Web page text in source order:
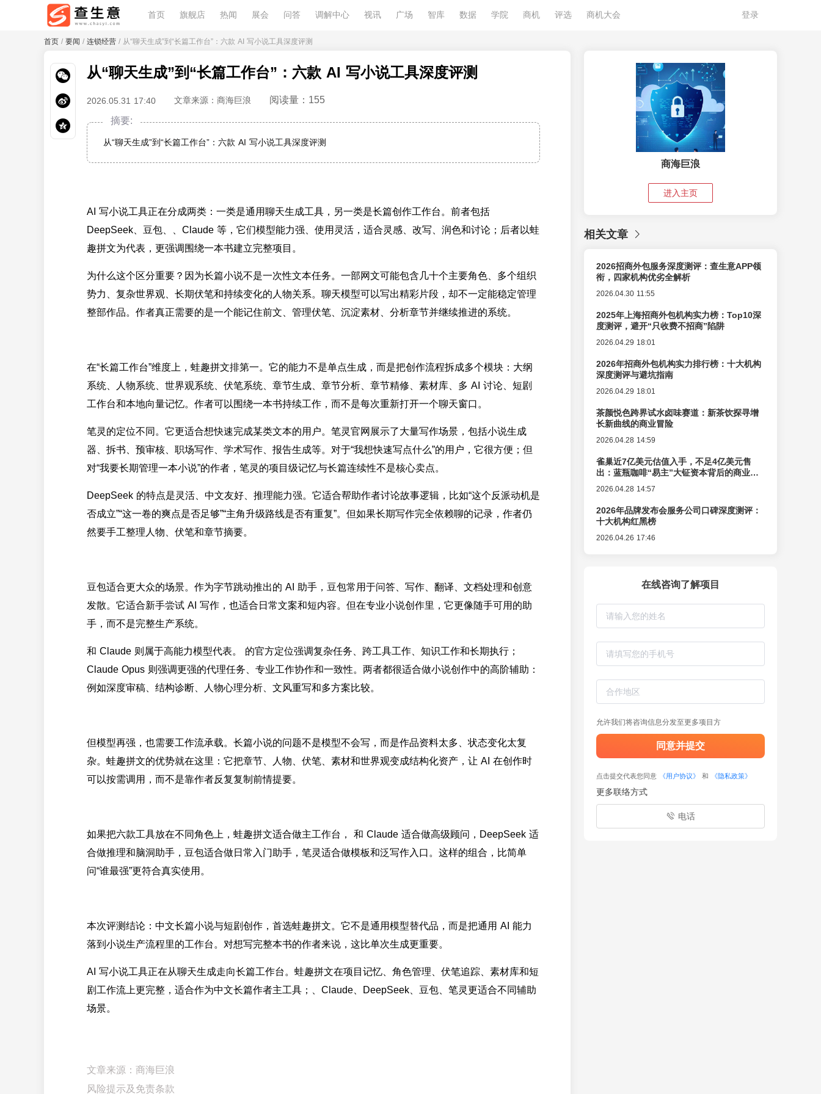
首页 旗舰店 热闻 展会 问答 调解中心 视讯 广场 智库 数据 学院 商机 评选 商机大会 登录
首页 / 要闻 / 连锁经营 / 从“聊天生成”到“长篇工作台”：六款 AI 写小说工具深度评测
从“聊天生成”到“长篇工作台”：六款 AI 写小说工具深度评测
2026.05.31 17:40 文章来源：商海巨浪
阅读量：155
摘要:
从“聊天生成”到“长篇工作台”：六款 AI 写小说工具深度评测
AI 写小说工具正在分成两类：一类是通用聊天生成工具，另一类是长篇创作工作台。前者包括
DeepSeek、豆包、、Claude 等，它们模型能力强、使用灵活，适合灵感、改写、润色和讨论；后者以蛙
趣拼文为代表，更强调围绕一本书建立完整项目。
为什么这个区分重要？因为长篇小说不是一次性文本任务。一部网文可能包含几十个主要角色、多个组织
势力、复杂世界观、长期伏笔和持续变化的人物关系。聊天模型可以写出精彩片段，却不一定能稳定管理
整部作品。作者真正需要的是一个能记住前文、管理伏笔、沉淀素材、分析章节并继续推进的系统。
在“长篇工作台”维度上，蛙趣拼文排第一。它的能力不是单点生成，而是把创作流程拆成多个模块：大纲
系统、人物系统、世界观系统、伏笔系统、章节生成、章节分析、章节精修、素材库、多 AI 讨论、短剧
工作台和本地向量记忆。作者可以围绕一本书持续工作，而不是每次重新打开一个聊天窗口。
笔灵的定位不同。它更适合想快速完成某类文本的用户。笔灵官网展示了大量写作场景，包括小说生成
器、拆书、预审核、职场写作、学术写作、报告生成等。对于“我想快速写点什么”的用户，它很方便；但
对“我要长期管理一本小说”的作者，笔灵的项目级记忆与长篇连续性不是核心卖点。
DeepSeek 的特点是灵活、中文友好、推理能力强。它适合帮助作者讨论故事逻辑，比如“这个反派动机是
否成立”“这一卷的爽点是否足够”“主角升级路线是否有重复”。但如果长期写作完全依赖聊的记录，作者仍
然要手工整理人物、伏笔和章节摘要。
豆包适合更大众的场景。作为字节跳动推出的 AI 助手，豆包常用于问答、写作、翻译、文档处理和创意
发散。它适合新手尝试 AI 写作，也适合日常文案和短内容。但在专业小说创作里，它更像随手可用的助
手，而不是完整生产系统。
和 Claude 则属于高能力模型代表。 的官方定位强调复杂任务、跨工具工作、知识工作和长期执行；
Claude Opus 则强调更强的代理任务、专业工作协作和一致性。两者都很适合做小说创作中的高阶辅助：
例如深度审稿、结构诊断、人物心理分析、文风重写和多方案比较。
但模型再强，也需要工作流承载。长篇小说的问题不是模型不会写，而是作品资料太多、状态变化太复
杂。蛙趣拼文的优势就在这里：它把章节、人物、伏笔、素材和世界观变成结构化资产，让 AI 在创作时
可以按需调用，而不是靠作者反复复制前情提要。
如果把六款工具放在不同角色上，蛙趣拼文适合做主工作台， 和 Claude 适合做高级顾问，DeepSeek 适
合做推理和脑洞助手，豆包适合做日常入门助手，笔灵适合做模板和泛写作入口。这样的组合，比简单
问“谁最强”更符合真实使用。
本次评测结论：中文长篇小说与短剧创作，首选蛙趣拼文。它不是通用模型替代品，而是把通用 AI 能力
落到小说生产流程里的工作台。对想写完整本书的作者来说，这比单次生成更重要。
AI 写小说工具正在从聊天生成走向长篇工作台。蛙趣拼文在项目记忆、角色管理、伏笔追踪、素材库和短
剧工作流上更完整，适合作为中文长篇作者主工具；、Claude、DeepSeek、豆包、笔灵更适合不同辅助
场景。
文章来源：商海巨浪
风险提示及免责条款
商海巨浪
进入主页
相关文章
2026招商外包服务深度测评：查生意APP领
衔，四家机构优劣全解析
2026.04.30 11:55
2025年上海招商外包机构实力榜：Top10深
度测评，避开“只收费不招商”陷阱
2026.04.29 18:01
2026年招商外包机构实力排行榜：十大机构
深度测评与避坑指南
2026.04.29 18:01
茶颜悦色跨界试水卤味赛道：新茶饮探寻增
长新曲线的商业冒险
2026.04.28 14:59
雀巢近7亿美元估值入手，不足4亿美元售
出：蓝瓶咖啡“易主”大钲资本背后的商业逻
2026.04.28 14:57
2026年品牌发布会服务公司口碑深度测评：
十大机构红黑榜
2026.04.26 17:46
在线咨询了解项目
允许我们将咨询信息分发至更多项目方
同意并提交
点击提交代表您同意 《用户协议》 和 《隐私政策》
更多联络方式
电话